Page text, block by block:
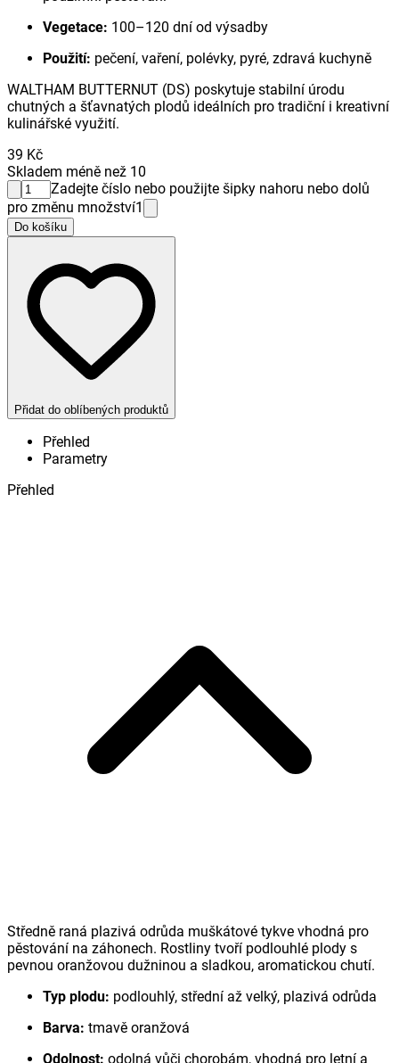
Vegetace: 100–120 dní od výsadby
Použití: pečení, vaření, polévky, pyré, zdravá kuchyně
WALTHAM BUTTERNUT (DS) poskytuje stabilní úrodu
chutných a šťavnatých plodů ideálních pro tradiční i kreativní
kulinářské využití.
39 Kč
Skladem méně než 10
Zadejte číslo nebo použijte šipky nahoru nebo dolů
pro změnu množství1
Do košíku
Přidat do oblíbených produktů
Přehled
Parametry
Přehled
Středně raná plazivá odrůda muškátové tykve vhodná pro
pěstování na záhonech. Rostliny tvoří podlouhlé plody s
pevnou oranžovou dužninou a sladkou, aromatickou chutí.
Typ plodu: podlouhlý, střední až velký, plazivá odrůda
Barva: tmavě oranžová
Odolnost: odolná vůči chorobám, vhodná pro letní a